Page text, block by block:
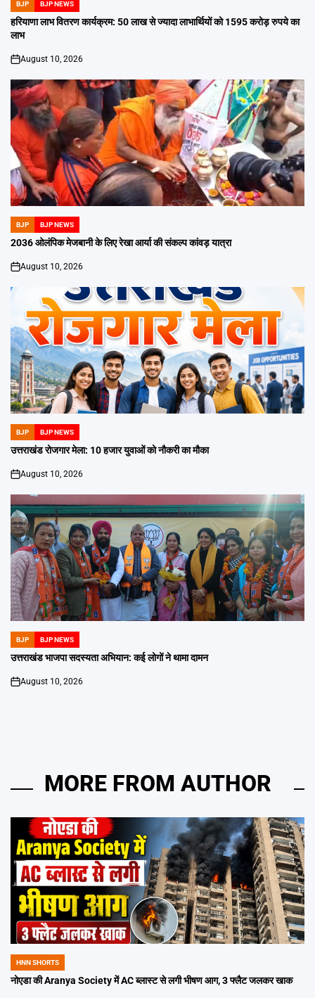
POSTED
IN
BJP BJP NEWS
हरियाणा लाभ वितरण कार्यक्रम: 50 लाख से ज्यादा लाभार्थियों को 1595 करोड़ रुपये का
लाभ
on
August 10, 2026
POSTED
IN
BJP BJP NEWS
2036 ओलंपिक मेजबानी के लिए रेखा आर्या की संकल्प कांवड़ यात्रा
on
August 10, 2026
POSTED
IN
BJP BJP NEWS
उत्तराखंड रोजगार मेला: 10 हजार युवाओं को नौकरी का मौका
on
August 10, 2026
POSTED
IN
BJP BJP NEWS
उत्तराखंड भाजपा सदस्यता अभियान: कई लोगों ने थामा दामन
on
August 10, 2026
MORE FROM AUTHOR
POSTED
IN
HNN SHORTS
नोएडा की Aranya Society में AC ब्लास्ट से लगी भीषण आग, 3 फ्लैट जलकर खाक